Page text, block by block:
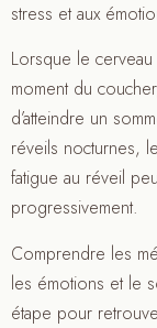
stress et aux
Lorsque le cerveau
moment du
d’atteindre un
réveils nocturnes,
fatigue au réveil
progressivement.
Comprendre les
les émotions et le
étape pour